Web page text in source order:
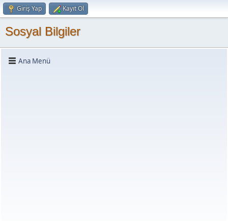
Giriş Yap Kayıt Ol
Sosyal Bilgiler
Ana Menü